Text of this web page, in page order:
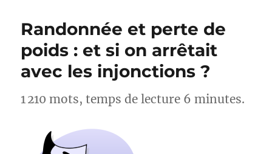
autour
Lac
d’Esparron
–
de-
Provence
Randonnée et perte de
poids : et si on arrêtait
avec les injonctions ?
1 210 mots, temps de lecture 6 minutes.